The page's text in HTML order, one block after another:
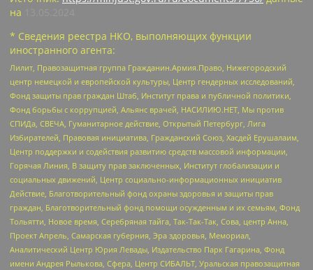
на
* Сведения реестра НКО, выполняющих функции
иностранного агента:
Лилит, Правозащитная группа Гражданин.Армия.Право, Нижегородский
центр немецкой и европейской культуры, Центр гендерных исследований,
Фонд защиты прав граждан Штаб, Институт права и публичной политики,
Фонд борьбы с коррупцией, Альянс врачей, НАСИЛИЮ.НЕТ, Мы против
СПИДа, СВЕЧА, Гуманитарное действие, Открытый Петербург, Лига
Избирателей, Правовая инициатива, Гражданский Союз, Хасдей Ерушалаим,
Центр поддержки и содействия развитию средств массовой информации,
Горячая Линия, В защиту прав заключенных, Институт глобализации и
социальных движений, Центр социально-информационных инициатив
Действие, Благотворительный фонд охраны здоровья и защиты прав
граждан, Благотворительный фонд помощи осужденным и их семьям, Фонд
Тольятти, Новое время, Серебряная тайга, Так-Так-Так, Сова, центр Анна,
Проект Апрель, Самарская губерния, Эра здоровья, Мемориал,
Аналитический Центр Юрия Левады, Издательство Парк Гагарина, Фонд
имени Андрея Рылькова, Сфера, Центр СИБАЛЬТ, Уральская правозащитная